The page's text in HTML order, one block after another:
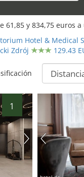
61,85 y 834,75 euros a
Hotel & Medical
Zdrój
129.43
1